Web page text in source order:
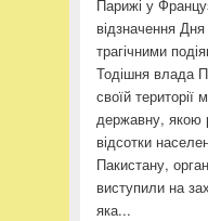
Парижі у
відзначення
трагічними
Тодішня влада
своїй
державну, якою
відсотки
Пакистану,
виступили на
яка...